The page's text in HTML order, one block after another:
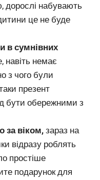
дорослі набувають
це не буде
в сумнівних
немає
з чого були
презент
бути обережними з
за віком,зараз на
відразу роблять
простіше
подарунок для